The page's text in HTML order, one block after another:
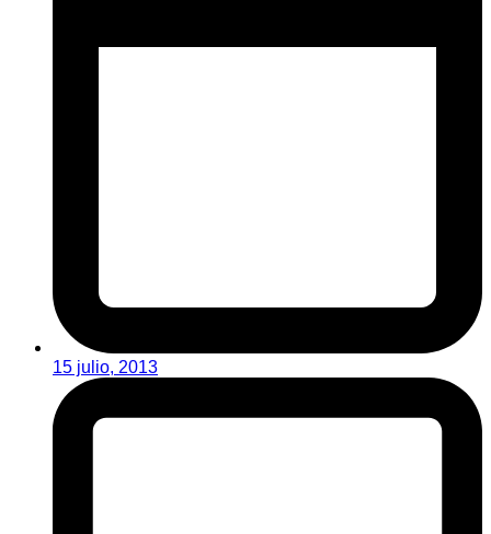
15 julio, 2013